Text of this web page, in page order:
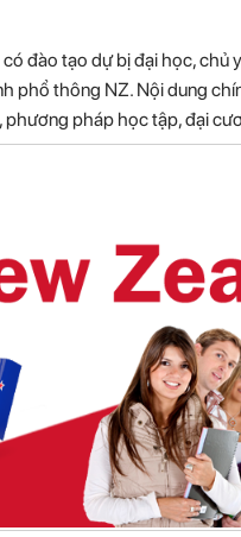
đào tạo dự bị đại học, chủ
thông NZ. Nội dung
pháp học tập, đại